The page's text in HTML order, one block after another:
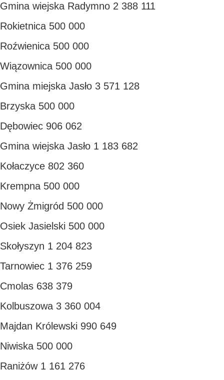
Gmina wiejska Radymno 2 388 111
Rokietnica 500 000
Roźwienica 500 000
Wiązownica 500 000
Gmina miejska Jasło 3 571 128
Brzyska 500 000
Dębowiec 906 062
Gmina wiejska Jasło 1 183 682
Kołaczyce 802 360
Krempna 500 000
Nowy Żmigród 500 000
Osiek Jasielski 500 000
Skołyszyn 1 204 823
Tarnowiec 1 376 259
Cmolas 638 379
Kolbuszowa 3 360 004
Majdan Królewski 990 649
Niwiska 500 000
Raniżów 1 161 276